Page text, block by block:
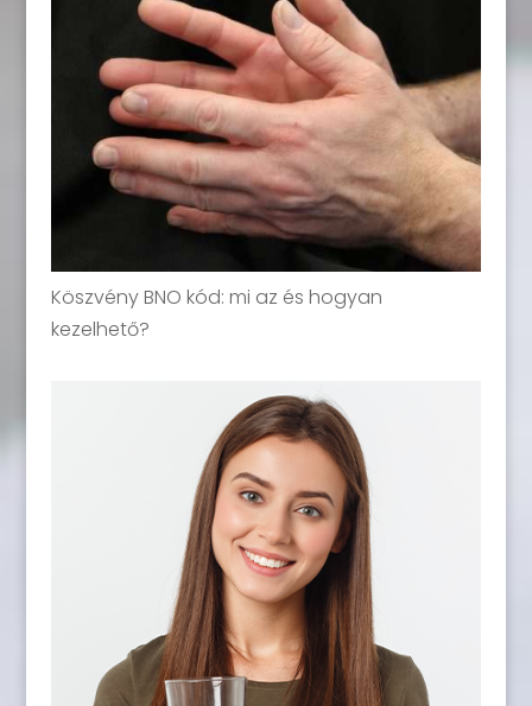
Köszvény BNO kód: mi az és hogyan
kezelhető?